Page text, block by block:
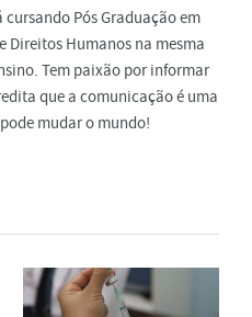
Pós Graduação em
Direitos Humanos na mesma
Tem paixão por informar
que a comunicação é uma
mudar o mundo!